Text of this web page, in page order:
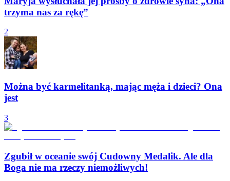
trzyma nas za rękę”
2
Można być karmelitanką, mając męża i dzieci? Ona
jest
3
Zgubił w oceanie swój Cudowny Medalik. Ale dla
Boga nie ma rzeczy niemożliwych!